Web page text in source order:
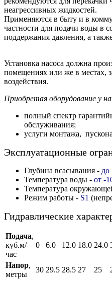
неагрессивных жидкостей.
Применяются в быту и в
частности для подачи воды в
поддержания давления, а
Установка насоса должна
помещениях или же в местах,
воздействия.
Приобретая оборудование у
полный спектр
обслуживания;
услуги монтажа,
Эксплуатационные
Глубина всасывания - до
Температура воды - от -
Температура
Режим работы - S1
Гидравлические
Подача,
куб.м/
час
0 6.0 12.0 18.0 24.0
Напор,
метры
30 29.5 28.5 27 25